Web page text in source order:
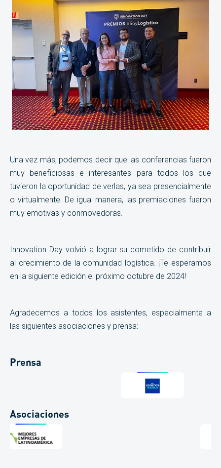
Una vez más, podemos decir que las conferencias fueron
muy beneficiosas e interesantes para todos los que
tuvieron la oportunidad de verlas, ya sea presencialmente
o virtualmente. De igual manera, las premiaciones fueron
muy emotivas y conmovedoras.
Innovation Day volvió a lograr su cometido de contribuir
al crecimiento de la comunidad logística. ¡Te esperamos
en la siguiente edición el próximo octubre de 2024!
Agradecemos a todos los asistentes, especialmente a
las siguientes asociaciones y prensa:
Prensa
Asociaciones